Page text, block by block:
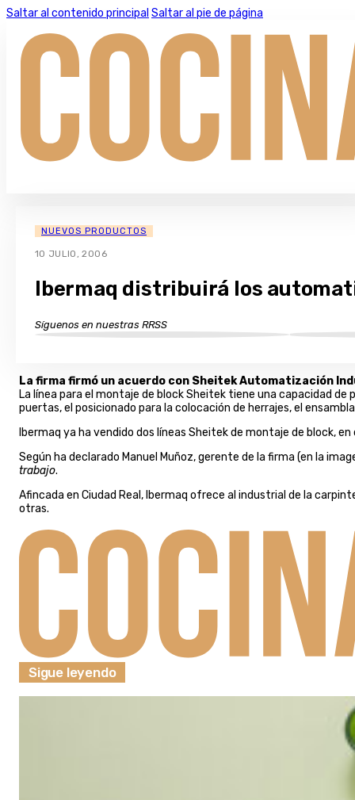
Saltar al contenido principal Saltar al pie de página
NUEVOS PRODUCTOS
10 JULIO, 2006
Ibermaq distribuirá los
Síguenos en nuestras RRSS
La firma firmó un acuerdo con Sheitek Automatización
La línea para el montaje de block Sheitek tiene una capacidad
puertas, el posicionado para la colocación de herrajes, el
Ibermaq ya ha vendido dos líneas Sheitek de montaje de block,
Según ha declarado Manuel Muñoz, gerente de la firma (en la
trabajo.
Afincada en Ciudad Real, Ibermaq ofrece al industrial de la
otras.
Sigue leyendo